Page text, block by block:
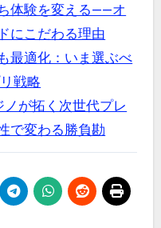
体験を変える——オ
にこだわる理由
最適化：いま選ぶべ
戦略
が拓く次世代プレ
で変わる勝負勘